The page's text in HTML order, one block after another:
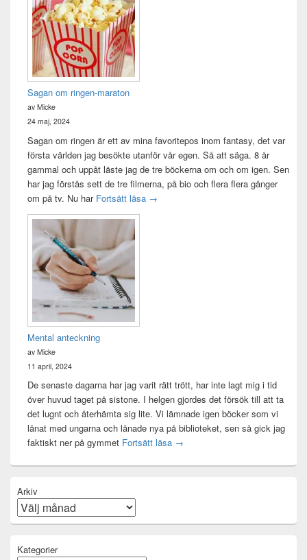
Sagan om ringen-maraton
av Micke
24 maj, 2024
Sagan om ringen är ett av mina favoritepos inom fantasy, det var
första världen jag besökte utanför vår egen. Så att säga. 8 år
gammal och uppåt läste jag de tre böckerna om och om igen. Sen
har jag förstås sett de tre filmerna, på bio och flera flera gånger
om på tv. Nu har Fortsätt läsa Sagan om ringen-maraton
→
Mental anteckning
av Micke
11 april, 2024
De senaste dagarna har jag varit rätt trött, har inte lagt mig i tid
över huvud taget på sistone. I helgen gjordes det försök till att ta
det lugnt och återhämta sig lite. Vi lämnade igen böcker som vi
lånat med ungarna och lånade nya på biblioteket, sen så gick jag
faktiskt ner på gymmet Fortsätt läsa Mental anteckning
→
Arkiv
Kategorier